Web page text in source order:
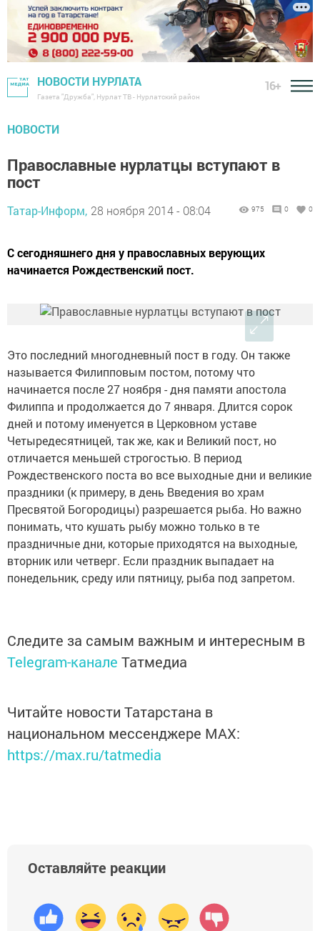
НОВОСТИ НУРЛАТА
Газета "Дружба", Нурлат ТВ - Нурлатский район
16+
НОВОСТИ
Православные нурлатцы вступают в
пост
Татар-Информ, 28 ноября 2014 - 08:04 975 0 0
С сегодняшнего дня у православных верующих
начинается Рождественский пост.
Это последний многодневный пост в году. Он также
называется Филипповым постом, потому что
начинается после 27 ноября - дня памяти апостола
Филиппа и продолжается до 7 января. Длится сорок
дней и потому именуется в Церковном уставе
Четыредесятницей, так же, как и Великий пост, но
отличается меньшей строгостью. В период
Рождественского поста во все выходные дни и великие
праздники (к примеру, в день Введения во храм
Пресвятой Богородицы) разрешается рыба. Но важно
понимать, что кушать рыбу можно только в те
праздничные дни, которые приходятся на выходные,
вторник или четверг. Если праздник выпадает на
понедельник, среду или пятницу, рыба под запретом.
Следите за самым важным и интересным в
Telegram-канале Татмедиа
Читайте новости Татарстана в
национальном мессенджере MАХ:
https://max.ru/tatmedia
Оставляйте реакции